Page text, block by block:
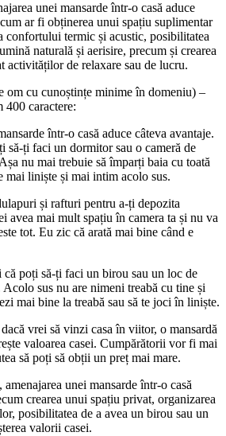
unei mansarde într-o casă aduce
ar fi obținerea unui spațiu suplimentar
confortului termic și acustic, posibilitatea
naturală și aerisire, precum și crearea
activităților de relaxare sau de lucru.
om cu cunoștințe minime în domeniu) –
400 caractere:
într-o casă aduce câteva avantaje.
să-ți faci un dormitor sau o cameră de
nu mai trebuie să împarți baia cu toată
mai liniște și mai intim acolo sus.
și rafturi pentru a-ți depozita
avea mai mult spațiu în camera ta și nu va
tot. Eu zic că arată mai bine când e
poți să-ți faci un birou sau un loc de
sus nu are nimeni treabă cu tine și
mai bine la treabă sau să te joci în liniște.
vrei să vinzi casa în viitor, o mansardă
valoarea casei. Cumpărătorii vor fi mai
să poți să obții un preț mai mare.
unei mansarde într-o casă
crearea unui spațiu privat, organizarea
posibilitatea de a avea un birou sau un
valorii casei.